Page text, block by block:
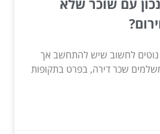
לחשוב שיש להתחשב אך
שכר דירה, בפרט בתקופות